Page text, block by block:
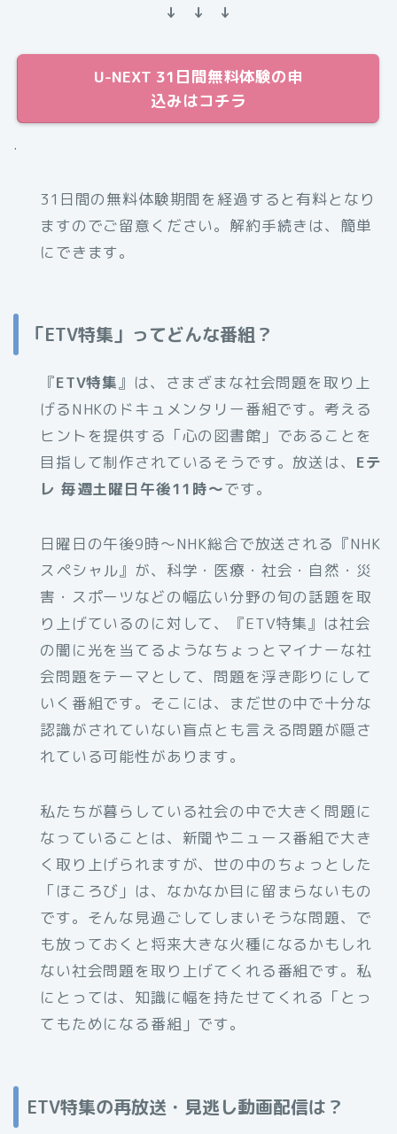
↓ ↓ ↓
U-NEXT 31日間無料体験の申
込みはコチラ
.
31日間の無料体験期間を経過すると有料となり
ますのでご留意ください。解約手続きは、簡単
にできます。
「ETV特集」ってどんな番組？
『ETV特集』は、さまざまな社会問題を取り上
げるNHKのドキュメンタリー番組です。考える
ヒントを提供する「心の図書館」であることを
目指して制作されているそうです。放送は、 Eテ
レ 毎週土曜日午後11時～です。
日曜日の午後9時～NHK総合で放送される『NHK
スペシャル』が、科学・医療・社会・自然・災
害・スポーツなどの幅広い分野の旬の話題を取
り上げているのに対して、『ETV特集』は社会
の闇に光を当てるようなちょっとマイナーな社
会問題をテーマとして、問題を浮き彫りにして
いく番組です。そこには、まだ世の中で十分な
認識がされていない盲点とも言える問題が隠さ
れている可能性があります。
私たちが暮らしている社会の中で大きく問題に
なっていることは、新聞やニュース番組で大き
く取り上げられますが、世の中のちょっとした
「ほころび」は、なかなか目に留まらないもの
です。そんな見過ごしてしまいそうな問題、で
も放っておくと将来大きな火種になるかもしれ
ない社会問題を取り上げてくれる番組です。私
にとっては、知識に幅を持たせてくれる「とっ
てもためになる番組」です。
ETV特集の再放送・見逃し動画配信は？